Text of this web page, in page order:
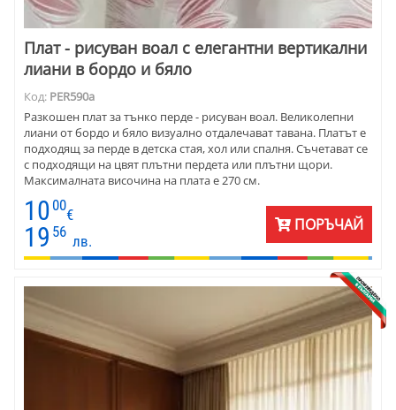
Плат - рисуван воал с елегантни вертикални
лиани в бордо и бяло
Код: PER590а
Разкошен плат за тънко перде - рисуван воал. Великолепни
лиани от бордо и бяло визуално отдалечават тавана. Платът е
подходящ за перде в детска стая, хол или спалня. Съчетават се
с подходящи на цвят плътни пердета или плътни щори.
Максималната височина на плата е 270 см.
10 00
€
19 56
лв.
ПОРЪЧАЙ